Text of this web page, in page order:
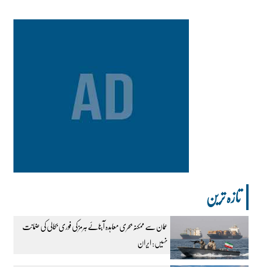
تازہ ترین
عمان سے ممکنہ بحری معاہدہ آبنائے ہرمز کی فوری بحالی کی ضمانت
نہیں: ایران